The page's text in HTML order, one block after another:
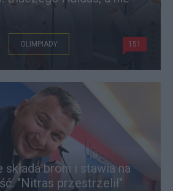
OLIMPIADY 151
broni i stawia na
"Nitras przestrzelił"